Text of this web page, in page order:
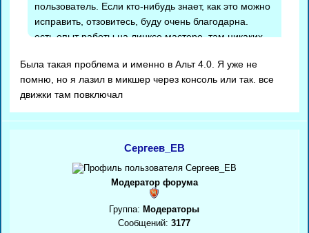
пользователь. Если кто-нибудь знает, как это можно
исправить, отзовитесь, буду очень благодарна.
есть опыт работы на линксе мастере, там никаких
сделать в настройках, но не соображу что.
Была такая проблема и именно в Альт 4.0. Я уже не
помню, но я лазил в микшер через консоль или так. все
движки там повключал
Сергеев_ЕВ
Модератор форума
Группа: Модераторы
Сообщений: 3177